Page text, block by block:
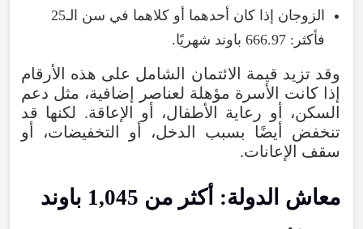
الزوجان إذا كان أحدهما أو كلاهما في سن الـ25
فأكثر :
666.97 باوند شهريًا.
وقد تزيد قيمة الائتمان الشامل على هذه
الأرقام
إذا كانت الأسرة مؤهلة لعناصر إضافية، مثل دعم
السكن، أو رعاية الأطفال، أو الإعاقة. لكنها قد
تنخفض
أيضًا بسبب الدخل، أو التخفيضات،
أو
سقف الإعانات.
معاش الدولة: أكثر من 1,045 باوند